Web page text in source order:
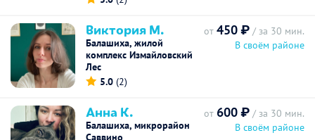
Виктория М.
Балашиха, жилой
комплекс Измайловский
Лес
5.0 (2)
от 450 ₽ / за 30 мин.
В своём районе
Анна К.
Балашиха, микрорайон
Саввино
от 600 ₽ / за 30 мин.
В своём районе